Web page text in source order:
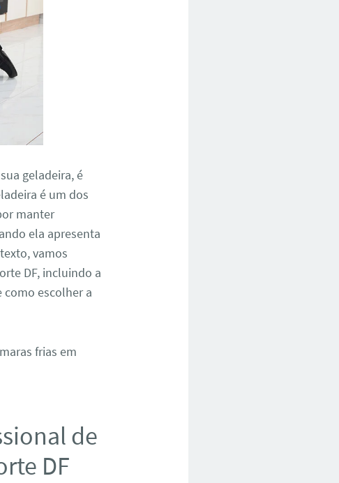
geladeira, é
é um dos
manter
ela apresenta
vamos
DF, incluindo a
escolher a
frias em
de
DF